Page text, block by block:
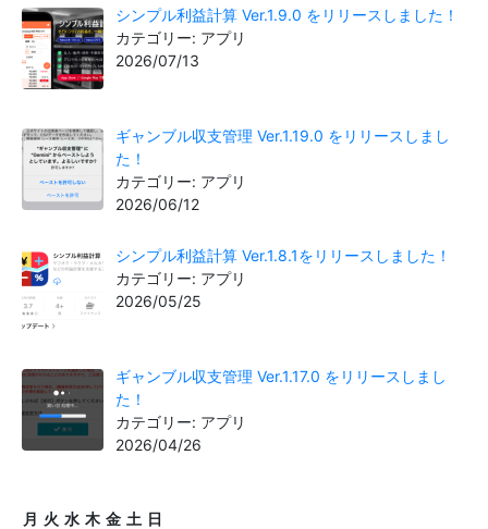
シンプル利益計算 Ver.1.9.0 をリリースしました！
カテゴリー: アプリ
2026/07/13
ギャンブル収支管理 Ver.1.19.0 をリリースしまし
た！
カテゴリー: アプリ
2026/06/12
シンプル利益計算 Ver.1.8.1をリリースしました！
カテゴリー: アプリ
2026/05/25
ギャンブル収支管理 Ver.1.17.0 をリリースしまし
た！
カテゴリー: アプリ
2026/04/26
月 火 水 木 金 土 日